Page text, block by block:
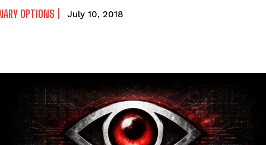
OPTIONS July 10, 2018